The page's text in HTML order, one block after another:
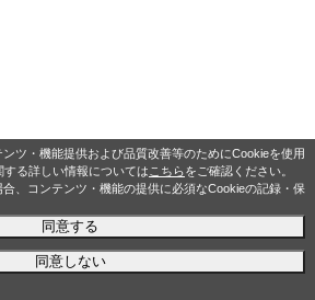
ツ・機能提供および品質改善等のためにCookieを使用
る詳しい情報については こちらをご確認ください。
合、コンテンツ・機能の提供に必須なCookieの記録・保
同意する
同意しない